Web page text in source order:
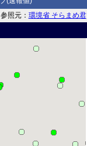
照元： 環境省 そらまめ君